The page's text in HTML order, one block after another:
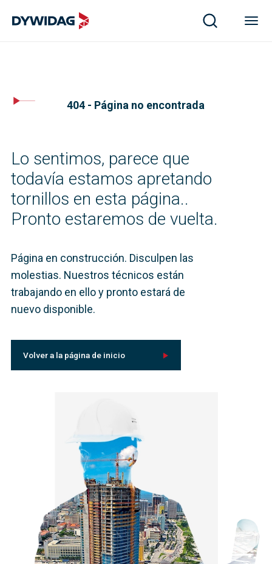
404 - Página no encontrada
Lo sentimos, parece que
todavía estamos apretando
tornillos en esta página..
Pronto estaremos de vuelta.
Página en construcción. Disculpen las
molestias. Nuestros técnicos están
trabajando en ello y pronto estará de
nuevo disponible.
Volver a la página de inicio